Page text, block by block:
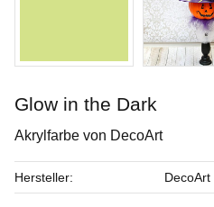
Penselglasyr för stengods
Art. nr: SW-219
Glow in the Dark
Akrylfarbe von DecoArt
Hersteller DecoArt